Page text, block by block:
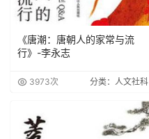
《唐潮：唐朝人的家常与流
行》-李永志
3973次 分类：人文社科